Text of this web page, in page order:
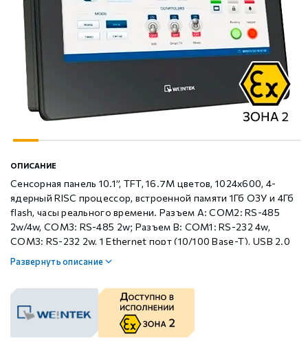
ОПИСАНИЕ
Сенсорная панель 10.1”, TFT, 16.7M цветов, 1024x600, 4-
ядерный RISC процессор, встроенной памяти 1Гб ОЗУ и 4Гб
flash, часы реального времени. Разъем А: COM2: RS-485
2w/4w, COM3: RS-485 2w; Разъем B: COM1: RS-232 4w,
COM3: RS-232 2w, 1 Ethernet порт (10/100 Base-T), USB 2.0
(Host), светодиодная подсветка матрицы 50,000 часов
работы
Развернуть описание
Стабур
Xinje XD
Xinje XG
Xinje XP (PLC+HMI)
Xinje HVAC
Xinje Аксессуары
GCAN
Беспроводное оборудование WoMaster
SFP модули WoMaster
Xinje Аксессуары
Серводрайверы Xinje DL6 Высокоточные
Серводвигатели Xinje MS6
Серводвигатели Xinje MF3
Аксессуары Xinje
Шаговые драйверы Xinje DP3L (высоковольтные
импульсные с разомкнутым контуром)
Шаговые драйверы Xinje DP3S (Modbus RTU, с
замкнутым контуром)
Шаговые драйверы Xinje DP3SL (Modbus RTU, с
разомкнутым контуром)
управления
Шаговые двигатели MP3 с разомкнутым контуром
управления
Аксессуары Xinje